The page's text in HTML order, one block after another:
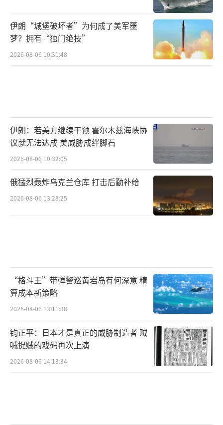
伊朗“城堡破坏者”为何成了美军噩
梦？拥有“独门绝技”
2026-08-06 10:31:48
伊朗：若美方继续干预 霍尔木兹海峡协
议就无法达成 美威胁成绊脚石
2026-08-06 10:32:05
俄猛烈轰炸乌克兰仓库 打击后勤补给
2026-08-06 13:28:25
“格斗王”带弹警巡黄岩岛有何深意 精
算成本新策略
2026-08-06 13:11:38
钧正平：日本才是真正的威胁制造者 贼
喊捉贼的戏码再次上演
2026-08-06 14:13:34